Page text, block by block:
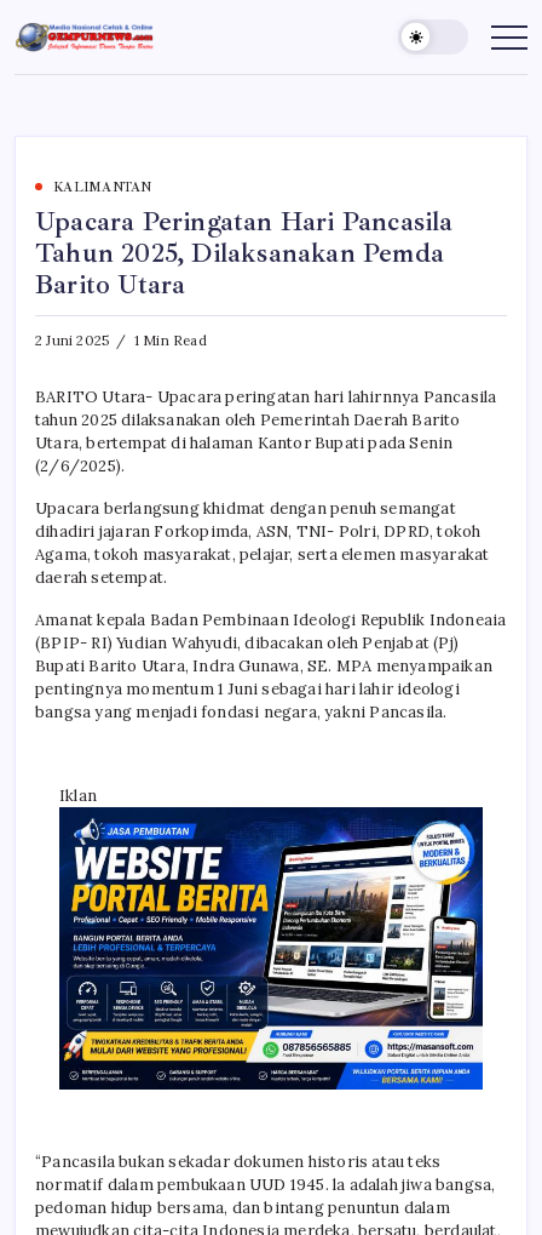
to
content
Gempur
News
Jelajah
Dunia
KALIMANTAN
Upacara Peringatan Hari Pancasila
Tahun 2025, Dilaksanakan Pemda
Barito Utara
2 Juni 2025 1 Min Read
BARITO Utara- Upacara peringatan hari lahirnnya Pancasila
tahun 2025 dilaksanakan oleh Pemerintah Daerah Barito
Utara, bertempat di halaman Kantor Bupati pada Senin
(2/6/2025).
Upacara berlangsung khidmat dengan penuh semangat
dihadiri jajaran Forkopimda, ASN, TNI- Polri, DPRD, tokoh
Agama, tokoh masyarakat, pelajar, serta elemen masyarakat
daerah setempat.
Amanat kepala Badan Pembinaan Ideologi Republik Indoneaia
(BPIP- RI) Yudian Wahyudi, dibacakan oleh Penjabat (Pj)
Bupati Barito Utara, Indra Gunawa, SE. MPA menyampaikan
pentingnya momentum 1 Juni sebagai hari lahir ideologi
bangsa yang menjadi fondasi negara, yakni Pancasila.
Iklan
“Pancasila bukan sekadar dokumen historis atau teks
normatif dalam pembukaan UUD 1945. la adalah jiwa bangsa,
pedoman hidup bersama, dan bintang penuntun dalam